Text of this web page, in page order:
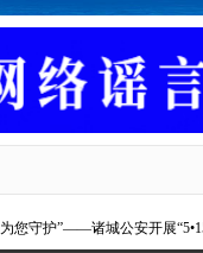
您守护”——诸城公安开展